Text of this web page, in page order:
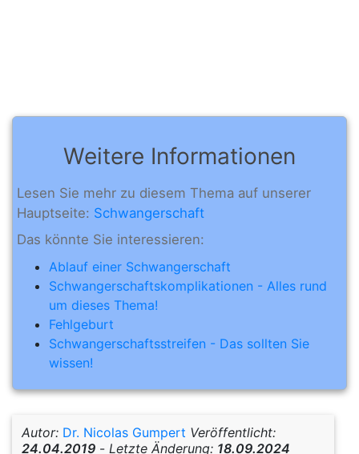
Weitere Informationen
Lesen Sie mehr zu diesem Thema auf unserer
Hauptseite: Schwangerschaft
Das könnte Sie interessieren:
Ablauf einer Schwangerschaft
Schwangerschaftskomplikationen - Alles rund
um dieses Thema!
Fehlgeburt
Schwangerschaftsstreifen - Das sollten Sie
wissen!
Autor: Dr. Nicolas Gumpert Veröffentlicht:
24.04.2019 - Letzte Änderung: 18.09.2024